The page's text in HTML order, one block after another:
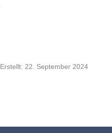
Erstellt: 22. September 2024